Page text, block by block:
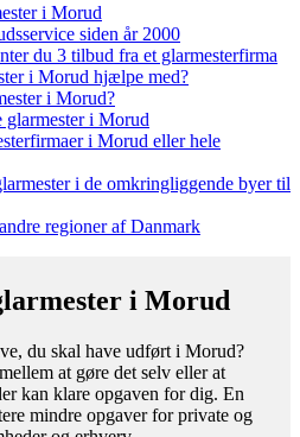
i Morud
siden år 2000
du 3 tilbud fra et glarmesterfirma
i Morud hjælpe med?
i Morud?
i Morud
i Morud eller hele
i de omkringliggende byer til
regioner af Danmark
i Morud
du skal have udført i Morud?
at gøre det selv eller at
kan klare opgaven for dig. En
mindre opgaver for private og